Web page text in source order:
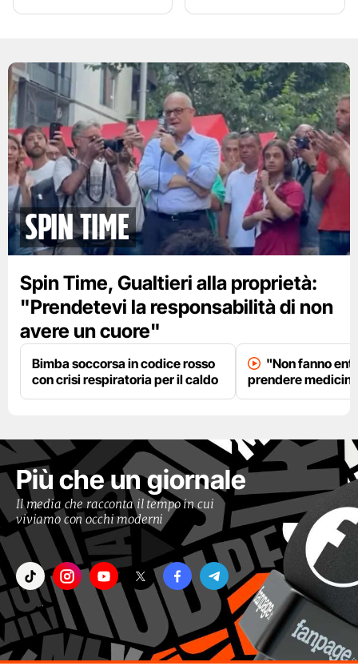
spin time
Spin Time, Gualtieri alla proprietà:
"Prendetevi la responsabilità di non
avere un cuore"
Bimba soccorsa in codice rosso
con crisi respiratoria per il caldo
"Non fanno
prendere
Più che un giornale
Il media che racconta il tempo in cui
viviamo con occhi moderni